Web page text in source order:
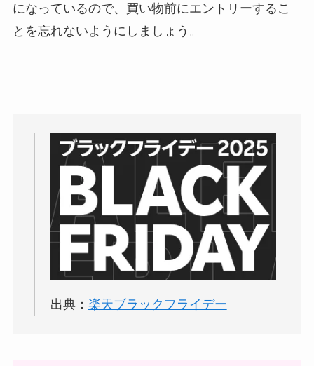
になっているので、買い物前にエントリーするこ
とを忘れないようにしましょう。
出典： 楽天ブラックフライデー